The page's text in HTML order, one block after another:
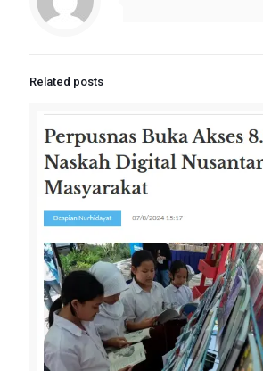
Related posts